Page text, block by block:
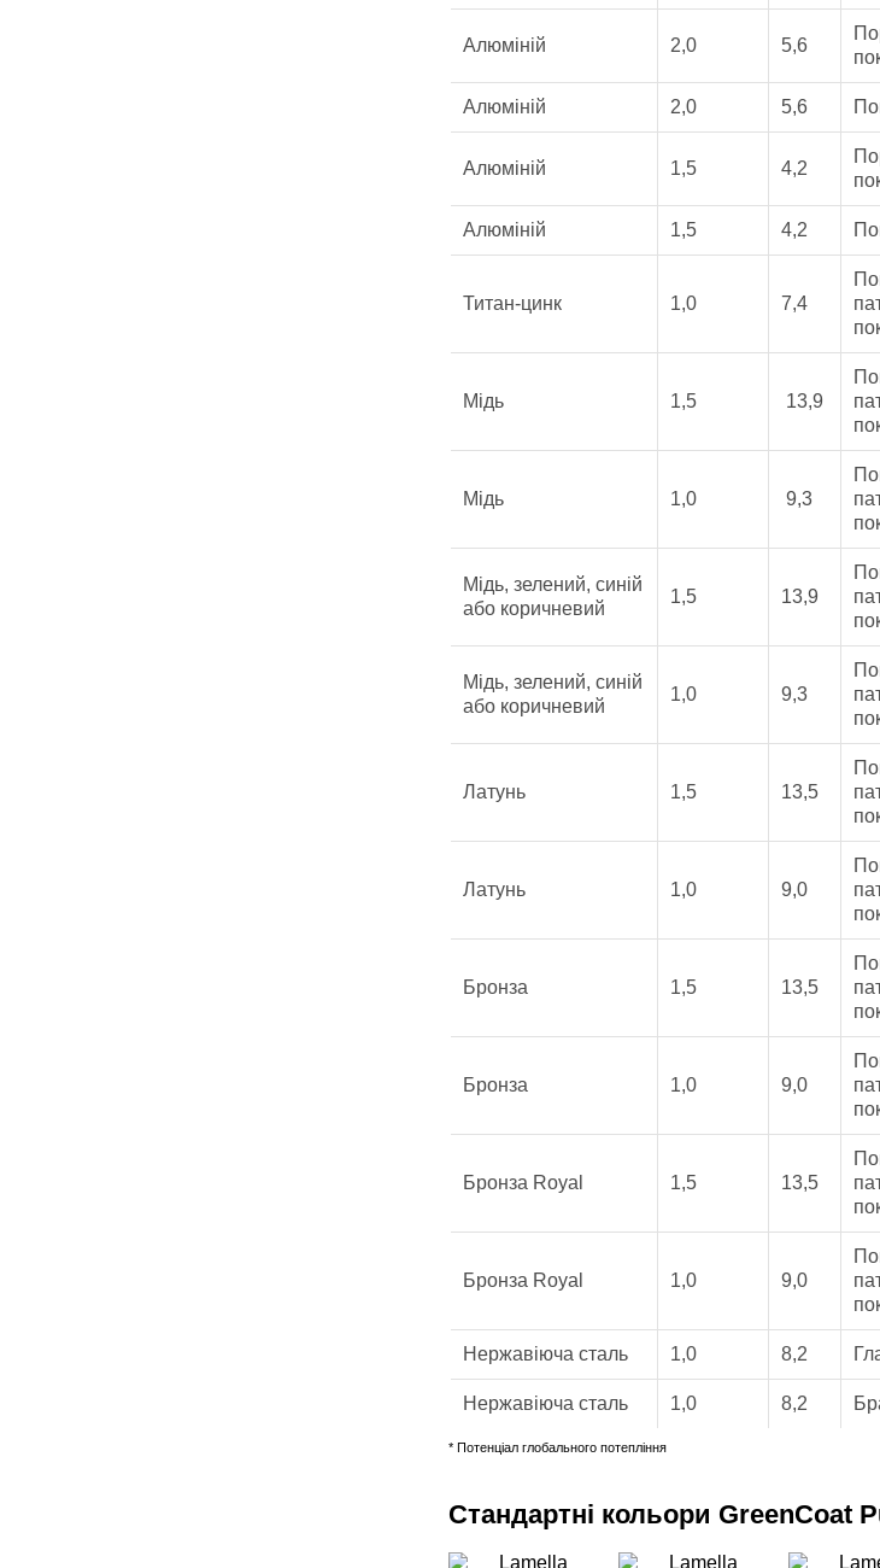
Алюміній 2,0 5,6
Алюміній 2,0 5,6
Алюміній 1,5 4,2
Алюміній 1,5 4,2
Титан-цинк 1,0 7,4
Мідь 1,5 13,9
Мідь 1,0 9,3
Мідь, зелений, синій
або коричневий
1,5 13,9
Мідь, зелений, синій
або коричневий
1,0 9,3
Латунь 1,5 13,5
Латунь 1,0 9,0
Бронза 1,5 13,5
Бронза 1,0 9,0
Бронза Royal 1,5 13,5
Бронза Royal 1,0 9,0
Нержавіюча сталь 1,0 8,2
Нержавіюча сталь 1,0 8,2
* Потенціал глобального потепління
Стандартні кольори GreenCoat